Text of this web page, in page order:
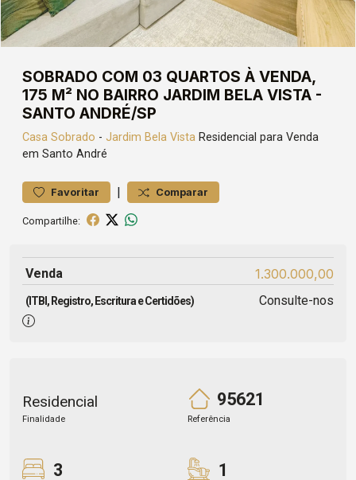
SOBRADO COM 03 QUARTOS À VENDA,
175 M² NO BAIRRO JARDIM BELA VISTA -
SANTO ANDRÉ/SP
Casa Sobrado - Jardim Bela Vista Residencial para Venda
em Santo André
Favoritar | Comparar
Compartilhe:
Venda 1.300.000,00
(ITBI, Registro, Escritura e Certidões) Consulte-nos
Residencial
Finalidade
95621
Referência
3 1